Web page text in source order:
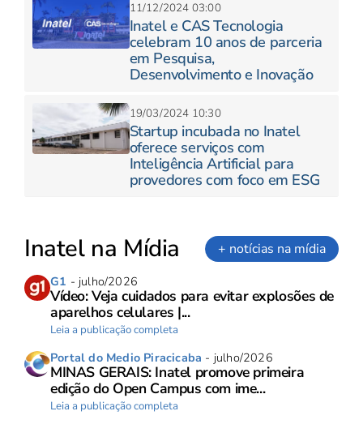
11/12/2024 03:00
Inatel e CAS Tecnologia
celebram 10 anos de parceria
em Pesquisa,
Desenvolvimento e Inovação
19/03/2024 10:30
Startup incubada no Inatel
oferece serviços com
Inteligência Artificial para
provedores com foco em ESG
Inatel na Mídia + notícias na mídia
G1 - julho/2026
Vídeo: Veja cuidados para evitar explosões de
aparelhos celulares |...
Leia a publicação completa
Portal do Medio Piracicaba - julho/2026
MINAS GERAIS: Inatel promove primeira
edição do Open Campus com ime...
Leia a publicação completa